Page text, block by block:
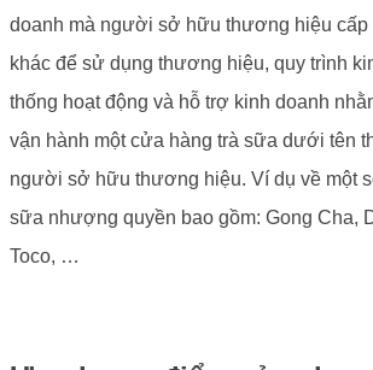
doanh mà người sở hữu thương hiệu
khác để sử dụng thương hiệu, quy trình
thống hoạt động và hỗ trợ kinh doanh
vận hành một cửa hàng trà sữa dưới tên
người sở hữu thương hiệu. Ví dụ về một
sữa nhượng quyền bao gồm: Gong Cha,
Toco, …